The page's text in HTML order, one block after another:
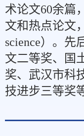
术论文60余篇
文和热点论文
science）。先
文二等奖、国
奖、武汉市科
技进步三等奖